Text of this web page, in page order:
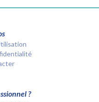
?